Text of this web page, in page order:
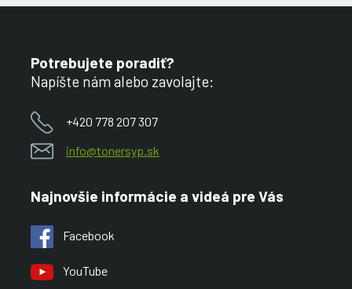
Potrebujete poradiť?
Napíšte nám alebo zavolajte:
+420 778 207 307
info@tonersyp.sk
Najnovšie informácie a videá pre Vás
Facebook
YouTube